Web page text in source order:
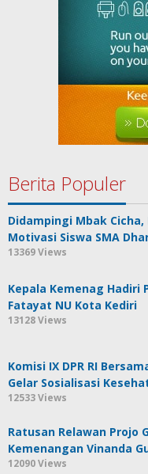
Berita Populer
Didampingi Mbak
Motivasi Siswa SMA
13369 Views
Kepala Kemenag Hadiri
Fatayat NU Kota Kediri
13128 Views
Komisi IX DPR RI
Gelar Sosialisasi
12533 Views
Ratusan Relawan Projo
Kemenangan Vinanda
12090 Views